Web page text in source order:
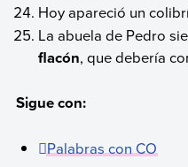
Hoy apareció un
La abuela de Pedro
flacón, que debería
Sigue con:
Palabras con CO